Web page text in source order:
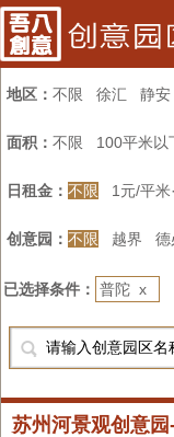
地区： 不限 徐汇 静安
面积： 不限 100平米以
日租金： 不限 1元/平米
创意园： 不限 越界 德
已选择条件： 普陀 x
苏州河景观创意